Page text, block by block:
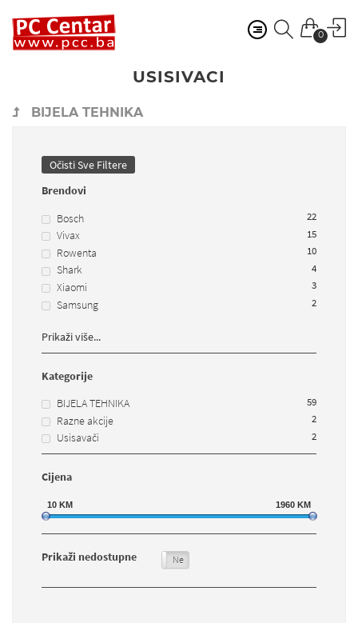
0
USISIVACI
BIJELA TEHNIKA
Očisti Sve Filtere
Brendovi
Bosch
22
Vivax 15
Rowenta 10
Shark 4
Xiaomi 3
Samsung 2
Prikaži više...
Kategorije
BIJELA TEHNIKA
59
Razne akcije 2
Usisavači 2
Cijena
10 KM 1960 KM
Prikaži nedostupne Ne